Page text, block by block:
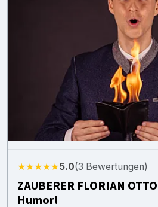
★★★★★5.0(3 Bewertungen)
ZAUBERER FLORIAN
Humor!